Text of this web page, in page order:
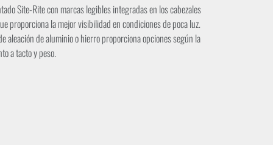
Site-Rite con marcas legibles integradas en los cabezales
proporciona la mejor visibilidad en condiciones de poca luz.
aleación de aluminio o hierro proporciona opciones según la
a tacto y peso.